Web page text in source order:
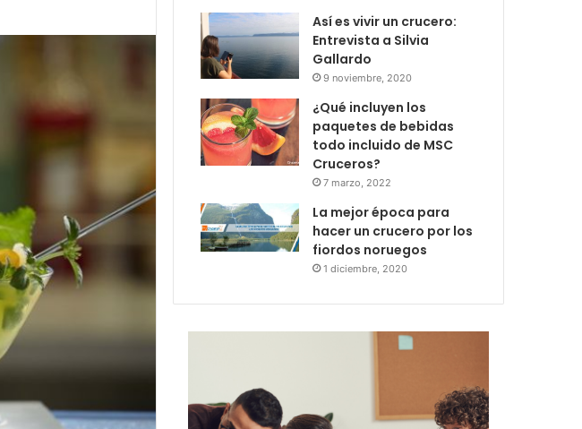
Así es vivir un crucero:
Entrevista a Silvia
Gallardo
9 noviembre, 2020
¿Qué incluyen los
paquetes de bebidas
todo incluido de MSC
Cruceros?
7 marzo, 2022
La mejor época para
hacer un crucero por los
fiordos noruegos
1 diciembre, 2020